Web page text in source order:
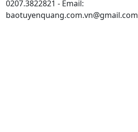
0207.3822821 - Email:
baotuyenquang.com.vn@gmail.com